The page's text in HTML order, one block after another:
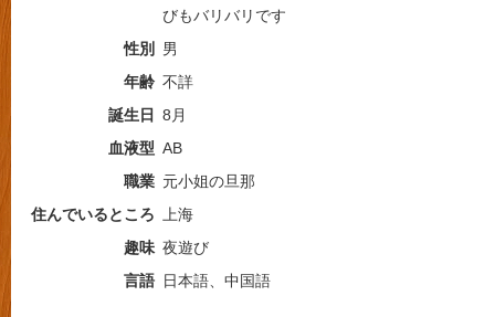
びもバリバリです
性別
男
年齢 不詳
誕生日
8月
血液型 AB
職業 元小姐の旦那
住んでいるところ 上海
趣味 夜遊び
言語 日本語、中国語